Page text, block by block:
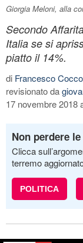
Giorgia Meloni, alla
Secondo
Italia se si
piatto il 14%.
di Francesco Cocco
revisionato da
17 novembre 2018
Non perdere
Clicca
terremo
POLITICA